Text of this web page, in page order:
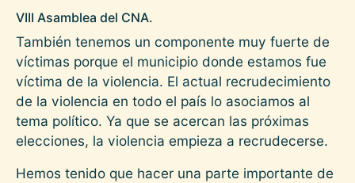
VIII Asamblea del CNA.
También tenemos un componente muy fuerte de
víctimas porque el municipio donde estamos fue
víctima de la violencia. El actual recrudecimiento
de la violencia en todo el país lo asociamos al
tema político. Ya que se acercan las próximas
elecciones, la violencia empieza a recrudecerse.
Hemos tenido que hacer una parte importante de